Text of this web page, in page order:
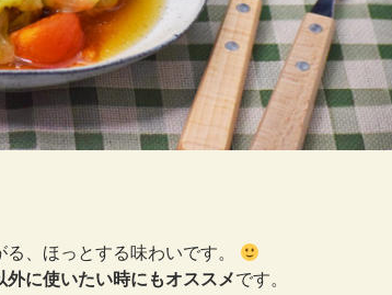
、ほっとする味わいです。
外に使いたい時にもオススメです。